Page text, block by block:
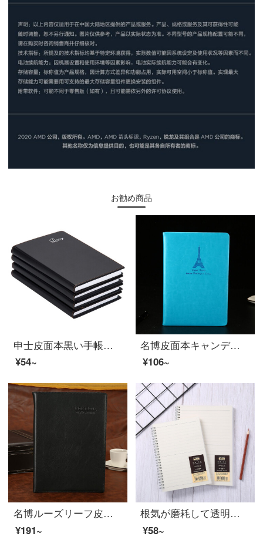
お勧め商品
申士皮面本黒い手帳ビジネス日記帳会議本文具256ページノート32 k 0058 13.7*19.7 cm
¥54~
名博皮面本キャンディー色ビジネスノート創意鉄塔PU皮手帳116枚の文具空色15-25 A 5(21*14.5 cm)
¥106~
名博ルーズリーフ皮革本ビジネスルーズリーフノート文房具業務メモ帳事務用品12916 B 5 9穴（26*18 cm）
¥191~
根気が磨耗して透明なPPコイル本ビジネスページノート80枚のメモ帳PP-852 A 5
¥58~